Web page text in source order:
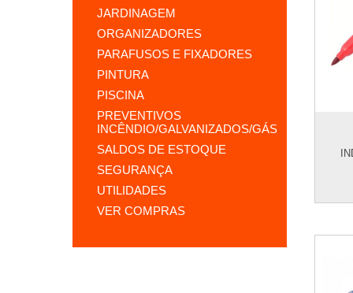
JARDINAGEM
ORGANIZADORES
PARAFUSOS E FIXADORES
PINTURA
PISCINA
PREVENTIVOS
INCÊNDIO/GALVANIZADOS/GÁS
SALDOS DE ESTOQUE
SEGURANÇA
UTILIDADES
VER COMPRAS